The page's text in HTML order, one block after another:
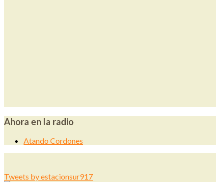
Ahora en la radio
Atando Cordones
Tweets by estacionsur917